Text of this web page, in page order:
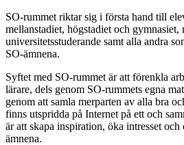
SO-rummet riktar sig i första hand till
mellanstadiet, högstadiet och
universitetsstuderande samt alla andra
SO-ämnena.
Syftet med SO-rummet är att förenkla
lärare, dels genom SO-rummets egna
genom att samla merparten av alla bra
finns utspridda på Internet på ett och
är att skapa inspiration, öka intresset
ämnena.